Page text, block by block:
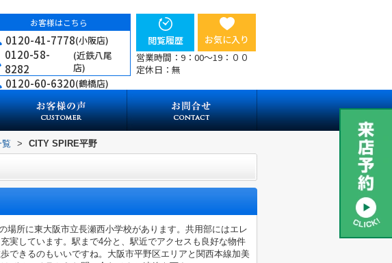
お客様はこちら
0120-41-7778(小阪店)
0120-58-
8282
(近鉄八尾
店)
0120-60-6320(鶴橋店)
閲覧履歴
お気に入り
営業時間：9：00～19：００
定休日：無
> CITY SPIRE平野
場所に東大阪市立長瀬西小学校があります。共用部にはエレ
実しています。駅まで4分と、駅近でアクセスも良好な物件
できるのもいいですね。大阪市平野区エリアと関西本線加美